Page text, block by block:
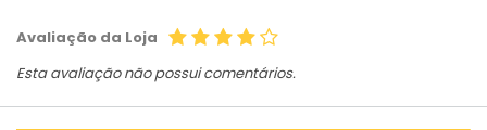
Avaliação da Loja
Esta avaliação não possui comentários.